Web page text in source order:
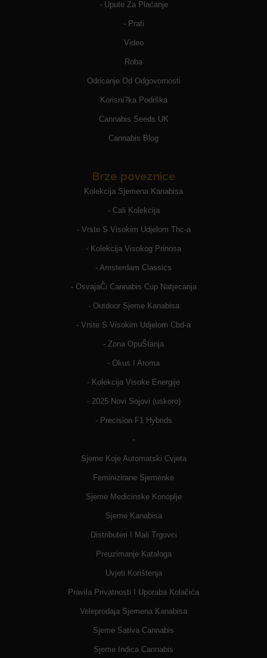
- Upute Za Plaćanje
- Prati
Video
Roba
Odricanje Od Odgovornosti
Korisni?ka Podrška
Cannabis Seeds UK
Cannabis Blog
Brze poveznice
Kolekcija Sjemena Kanabisa
- Cali Kolekcija
- Vrste S Visokim Udjelom Thc-a
- Kolekcija Visokog Prinosa
- Amsterdam Classics
- OsvajaČi Cannabis Cup Natjecanja
- Outdoor Sjeme Kanabisa
- Vrste S Visokim Udjelom Cbd-a
- Zona OpuŠtanja
- Okus I Aroma
- Kolekcija Visoke Energije
- 2025 Novi Sojovi (uskoro)
- Precision F1 Hybrids
-
Sjeme Koje Automatski Cvjeta
Feminizirane Sjemenke
Sjeme Medicinske Konoplje
Sjeme Kanabisa
Distributeri I Mali Trgovci
Preuzimanje Kataloga
Uvjeti Korištenja
Pravila Privatnosti I Uporaba Kolačića
Veleprodaja Sjemena Kanabisa
Sjeme Sativa Cannabis
Sjeme Indica Cannabis